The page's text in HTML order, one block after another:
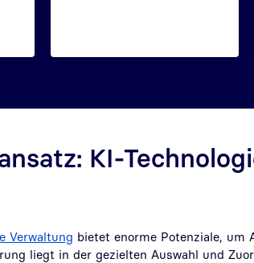
KI-
Verwaltung bietet enorme Potenziale, um
liegt in der gezielten Auswahl und